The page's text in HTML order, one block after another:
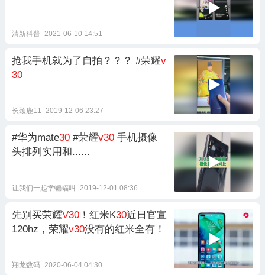
清新科普 2021-06-10 14:51
抢我手机就为了自拍？？？ #荣耀v
30
长颈鹿11 2019-12-06 23:27
#华为mate30 #荣耀v30 手机摄像
头排列实用和......
让我们一起学蝙蝠叫 2019-12-01 08:36
先别买荣耀V30 ！红米K30近日官宣
120hz，荣耀v30没有的红米全有！
翔龙数码 2020-06-04 04:30